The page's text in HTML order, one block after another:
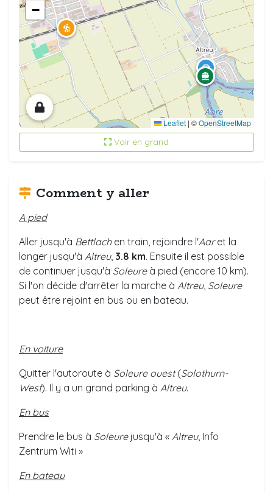
−
Leaflet | ©OpenStreetMap
Voir en grand
Comment y aller
A pied
Aller jusqu'à Bettlach en train, rejoindre l'Aaret la
longer jusqu'à Altreu, 3.8 km. Ensuite il est possible
de continuer jusqu'à Soleure à pied (encore 10 km).
Si l'on décide d'arrêter la marche à Altreu, Soleure
peut être rejoint en bus ou en bateau.
En voiture
Quitter l'autoroute à Soleure ouest(Solothurn-
West). Il y a un grand parking à Altreu.
En bus
Prendre le bus à Soleure jusqu'à « Altreu, Info
Zentrum Witi »
En bateau